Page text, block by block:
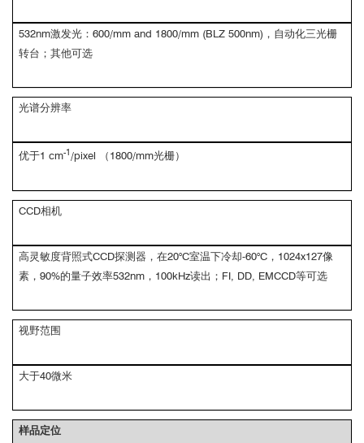
532nm激发光：600/mm and 1800/mm (BLZ 500nm)，自动化三光栅
转台；其他可选
光谱分辨率
优于1 cm-1 /pixel （1800/mm光栅）
CCD相机
高灵敏度背照式CCD探测器，在20°C室温下冷却-60°C，1024x127像
素，90%的量子效率532nm，100kHz读出；FI, DD, EMCCD等可选
视野范围
大于40微米
样品定位